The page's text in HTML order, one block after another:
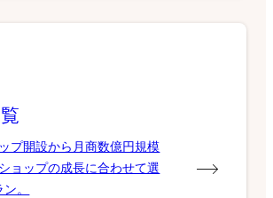
プ開設から月商数億円規模
ョップの成長に合わせて選
。